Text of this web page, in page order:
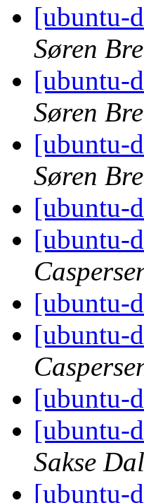
[ubuntu-
Søren
[ubuntu-
Søren
[ubuntu-
Søren
[ubuntu-
[ubuntu-
[ubuntu-
[ubuntu-
[ubuntu-
[ubuntu-
Sakse
[ubuntu-